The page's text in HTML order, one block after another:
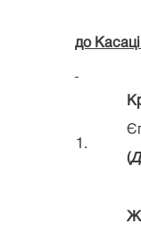
до
1.
(Д